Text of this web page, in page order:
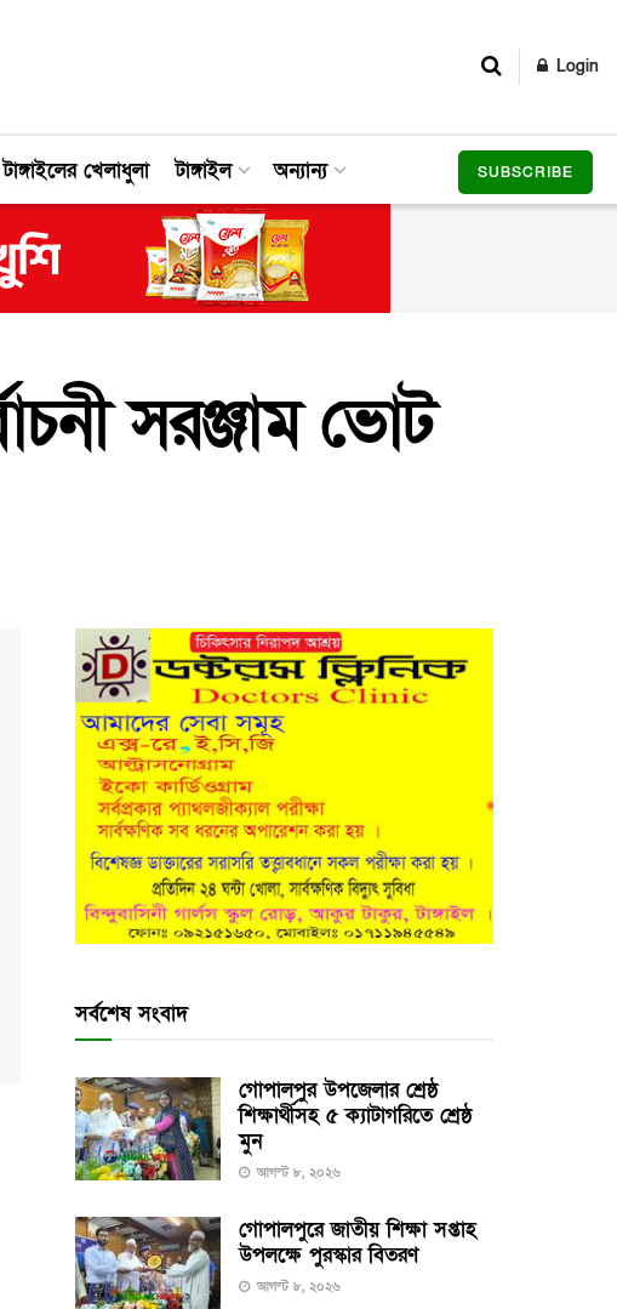
Login
টাঙ্গাইলের খেলাধুলা টাঙ্গাইল অন্যান্য SUBSCRIBE
সরঞ্জাম ভোট
সর্বশেষ সংবাদ
গোপালপুর উপজেলার শ্রেষ্ঠ
শিক্ষার্থীসহ ৫ ক্যাটাগরিতে শ্রেষ্ঠ
মুন
আগস্ট ৮, ২০২৬
গোপালপুরে জাতীয় শিক্ষা সপ্তাহ
উপলক্ষে পুরস্কার বিতরণ
আগস্ট ৮, ২০২৬